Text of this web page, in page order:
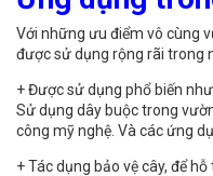
Với những ưu điểm vô cùng
được sử dụng rộng rãi trong
+ Được sử dụng phổ biến
Sử dụng dây buộc trong
công mỹ nghệ. Và các ứng
+ Tác dụng bảo vệ cây, để